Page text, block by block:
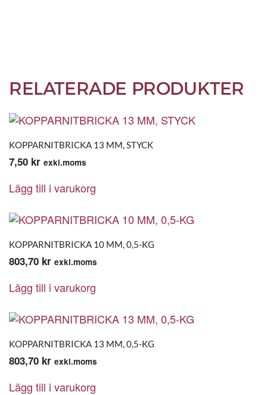
RELATERADE PRODUKTER
KOPPARNITBRICKA 13 MM, STYCK
7,50 kr exkl.moms
Lägg till i varukorg
KOPPARNITBRICKA 10 MM, 0,5-KG
803,70 kr exkl.moms
Lägg till i varukorg
KOPPARNITBRICKA 13 MM, 0,5-KG
803,70 kr exkl.moms
Lägg till i varukorg